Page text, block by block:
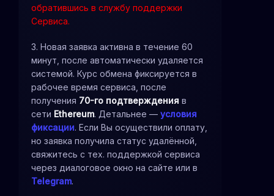
обратившись в службу поддержки
Сервиса.
3. Новая заявка активна в течение 60
минут, после автоматически удаляется
системой. Курс обмена фиксируется в
рабочее время сервиса, после
получения 70-го подтверждения в
сети Ethereum. Детальнее — условия
фиксации. Если Вы осуществили оплату,
но заявка получила статус удалённой,
свяжитесь с тех. поддержкой сервиса
через диалоговое окно на сайте или в
Telegram.